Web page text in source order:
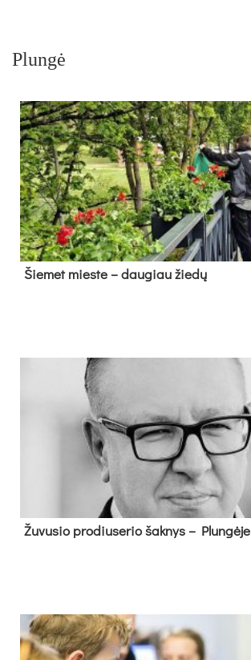
Plungė
Šie­met mies­te – dau­giau žie­dų
Žu­vu­sio pro­diu­se­rio šak­nys – Plun­gė­je